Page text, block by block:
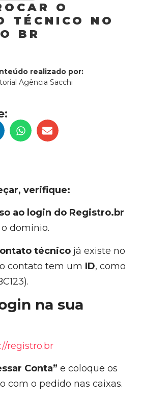
O
TÉCNICO NO
BR
realizado por:
Agência Sacchi
verifique:
ao login do Registro.br
domínio.
técnico já existe no
contato tem um ID, como
na sua
registro.br
Conta” e coloque os
com o pedido nas caixas.